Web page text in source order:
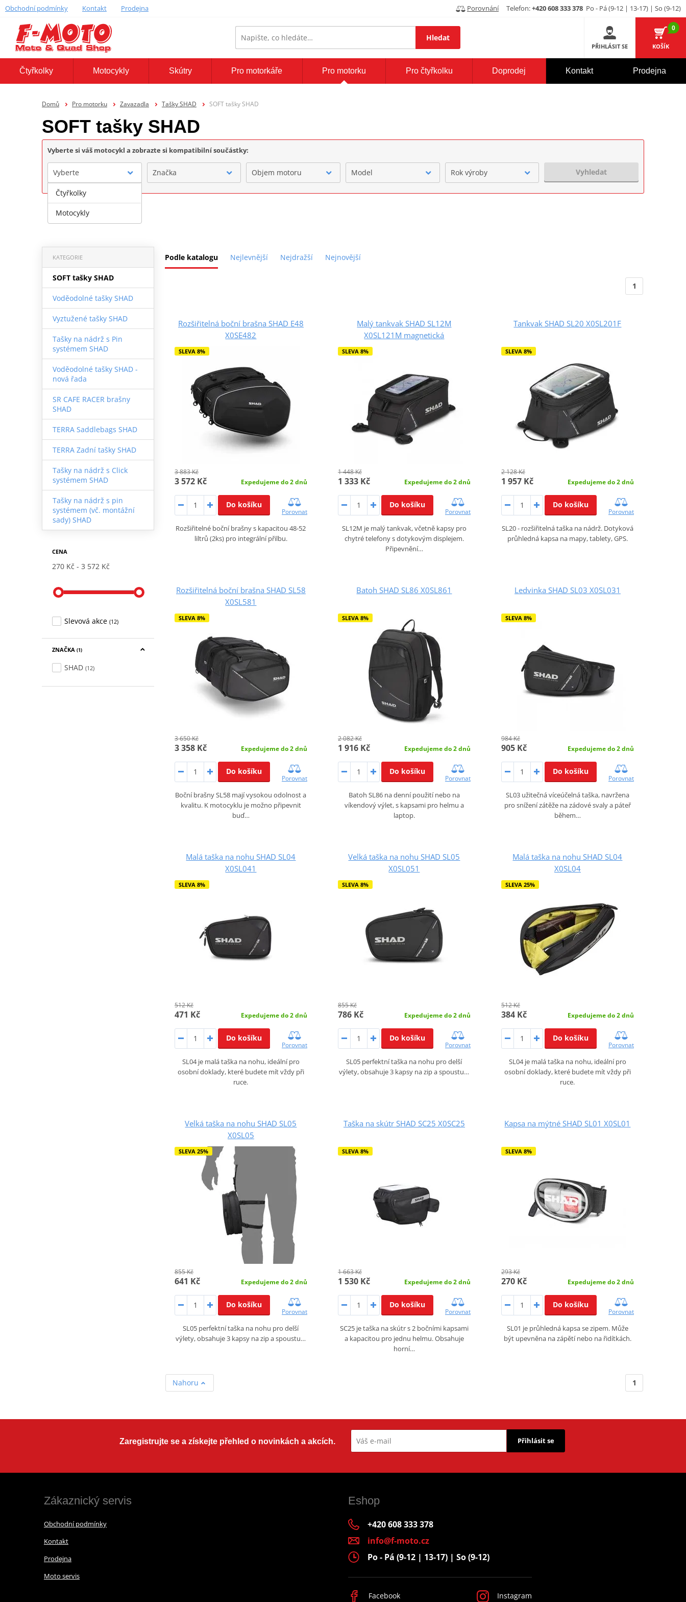
Obchodní podmínky Kontakt Prodejna Porovnání Telefon:+420 608 333 378 Po - Pá (9-12 | 13-17) | So (9-12)
Hledat
PŘIHLÁSIT SE
0
KOŠÍK
Čtyřkolky Motocykly Skútry Pro motorkáře Pro motorku Pro čtyřkolku Doprodej Kontakt Prodejna
Domů Pro motorku Zavazadla Tašky SHAD SOFT tašky SHAD
SOFT tašky SHAD
Vyberte si váš motocykl a zobrazte si kompatibilní součástky:
Vyberte Značka Objem motoru Model Rok výroby Vyhledat
Podle katalogu Nejlevnější Nejdražší Nejnovější
KATEGORIE
SOFT tašky SHAD
Voděodolné tašky SHAD
Vyztužené tašky SHAD
Tašky na nádrž s Pin
systémem SHAD
Voděodolné tašky SHAD -
nová řada
SR CAFE RACER brašny
SHAD
TERRA Saddlebags SHAD
TERRA Zadní tašky SHAD
Tašky na nádrž s Click
systémem SHAD
Tašky na nádrž s pin
systémem (vč. montážní
sady) SHAD
CENA
270 Kč 3 572 Kč
Slevová akce (12)
ZNAČKA (1)
SHAD (12)
1
Rozšiřitelná boční brašna SHAD E48
X0SE482
SLEVA 8%
3 883 Kč
3 572 Kč Expedujeme do 2 dnů
Do košíku
Porovnat
Rozšiřitelné boční brašny s kapacitou 48-52
liltrů (2ks) pro integrální přilbu.
Malý tankvak SHAD SL12M
X0SL121M magnetická
SLEVA 8%
1 448 Kč
1 333 Kč Expedujeme do 2 dnů
Do košíku
Porovnat
SL12M je malý tankvak, včetně kapsy pro
chytré telefony s dotykovým displejem.
Připevnění…
Tankvak SHAD SL20 X0SL201F
SLEVA 8%
2 128 Kč
1 957 Kč Expedujeme do 2 dnů
Do košíku
Porovnat
SL20 - rozšiřitelná taška na nádrž. Dotyková
průhledná kapsa na mapy, tablety, GPS.
Rozšiřitelná boční brašna SHAD SL58
X0SL581
SLEVA 8%
3 650 Kč
3 358 Kč Expedujeme do 2 dnů
Do košíku
Porovnat
Boční brašny SL58 mají vysokou odolnost a
kvalitu. K motocyklu je možno připevnit
buď…
Batoh SHAD SL86 X0SL861
SLEVA 8%
2 082 Kč
1 916 Kč Expedujeme do 2 dnů
Do košíku
Porovnat
Batoh SL86 na denní použití nebo na
víkendový výlet, s kapsami pro helmu a
laptop.
Ledvinka SHAD SL03 X0SL031
SLEVA 8%
984 Kč
905 Kč Expedujeme do 2 dnů
Do košíku
Porovnat
SL03 užitečná víceúčelná taška, navržena
pro snížení zátěže na zádové svaly a páteř
během…
Malá taška na nohu SHAD SL04
X0SL041
SLEVA 8%
512 Kč
471 Kč Expedujeme do 2 dnů
Do košíku
Porovnat
SL04 je malá taška na nohu, ideální pro
osobní doklady, které budete mít vždy při
ruce.
Velká taška na nohu SHAD SL05
X0SL051
SLEVA 8%
855 Kč
786 Kč Expedujeme do 2 dnů
Do košíku
Porovnat
SL05 perfektní taška na nohu pro delší
výlety, obsahuje 3 kapsy na zip a spoustu…
Malá taška na nohu SHAD SL04
X0SL04
SLEVA 25%
512 Kč
384 Kč Expedujeme do 2 dnů
Do košíku
Porovnat
SL04 je malá taška na nohu, ideální pro
osobní doklady, které budete mít vždy při
ruce.
Velká taška na nohu SHAD SL05
X0SL05
SLEVA 25%
855 Kč
641 Kč Expedujeme do 2 dnů
Do košíku
Porovnat
SL05 perfektní taška na nohu pro delší
výlety, obsahuje 3 kapsy na zip a spoustu…
Taška na skútr SHAD SC25 X0SC25
SLEVA 8%
1 663 Kč
1 530 Kč Expedujeme do 2 dnů
Do košíku
Porovnat
SC25 je taška na skútr s 2 bočními kapsami
a kapacitou pro jednu helmu. Obsahuje
horní…
Kapsa na mýtné SHAD SL01 X0SL01
SLEVA 8%
293 Kč
270 Kč Expedujeme do 2 dnů
Do košíku
Porovnat
SL01 je průhledná kapsa se zipem. Může
být upevněna na zápětí nebo na řidítkách.
1
Nahoru
Zaregistrujte se a získejte přehled o novinkách a akcích. Přihlásit se
Zákaznický servis
Obchodní podmínky
Kontakt
Prodejna
Moto servis
Eshop
+420 608 333 378
info@f-moto.cz
Po - Pá (9-12 | 13-17) | So (9-12)
Facebook Instagram
Čtyřkolky
Motocykly